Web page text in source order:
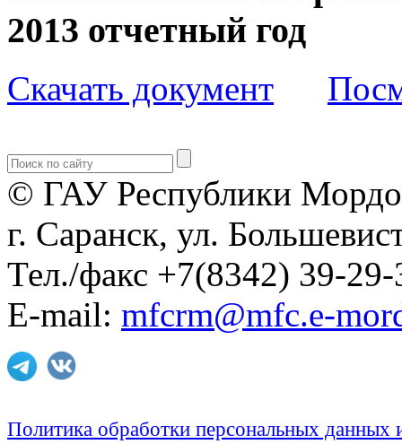
2013 отчетный год
Скачать документ
© ГАУ Республики
г. Саранск, ул.
Тел./факс +7(8342) 39-29-
E-mail: mfcrm@mfc.e-
Политика обработки персональных